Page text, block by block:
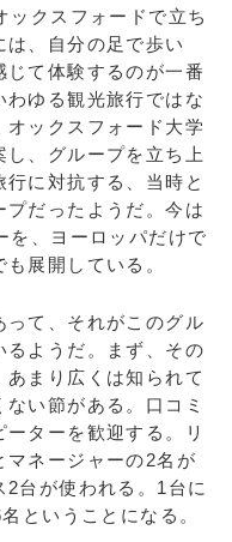
ックスフォードで立ち
は、自分の足で歩い
て体験するのが一番
ゆる観光旅行ではな
オックスフォード大学
、グループを立ち上
に対抗する、当時と
プだったようだ。今は
を、ヨーロッパだけで
展開している。
て、それがこのグル
るようだ。まず、その
まり広くは知られて
い節がある。口コミ
ターを歓迎する。リ
マネージャーの2名が
台が使われる。1台に
ということになる。